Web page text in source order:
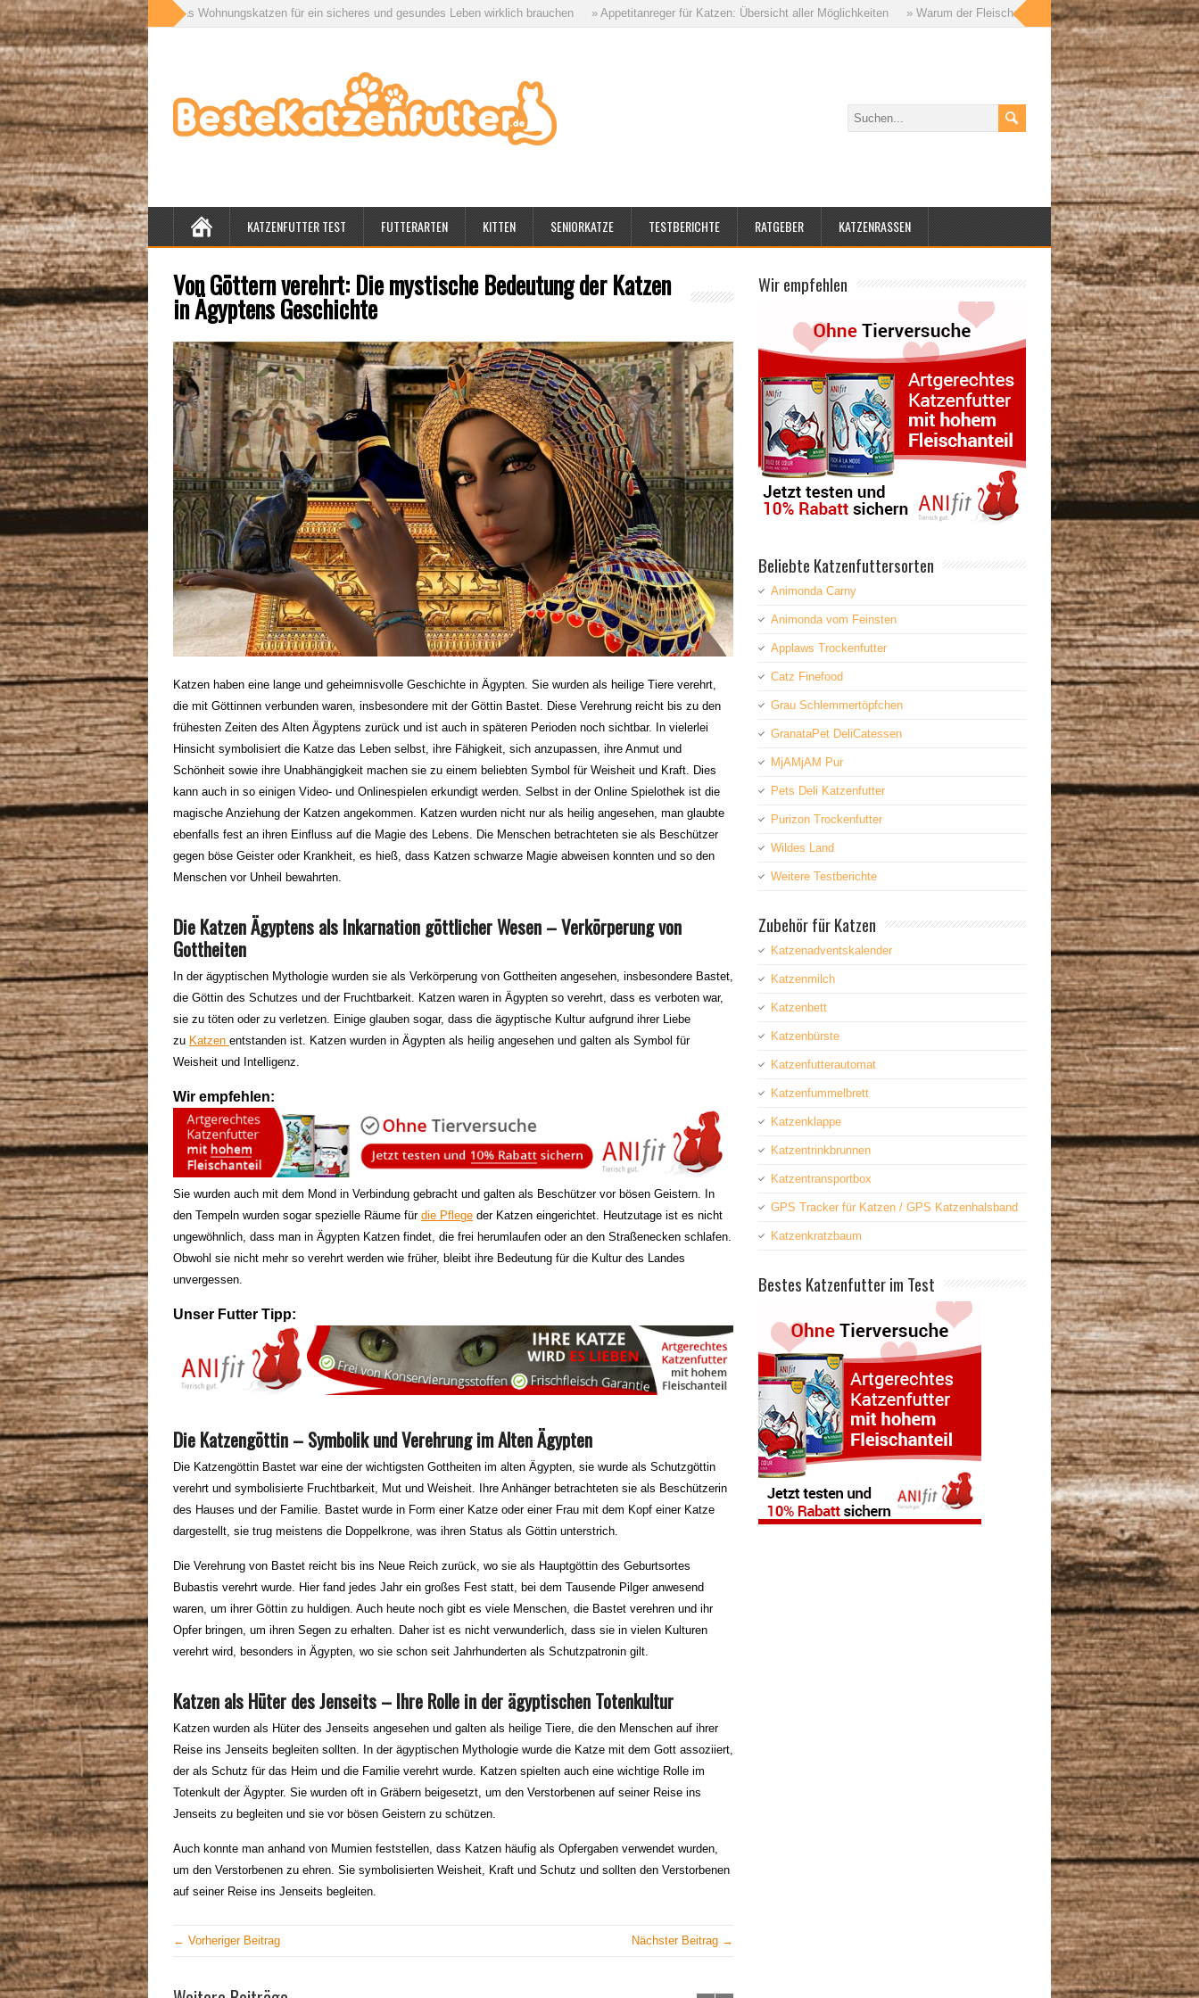
und draußen: Was Wohnungskatzen für ein sicheres und gesundes Leben wirklich brauchen » Appetitanreger für Katzen: Übersicht aller Möglichkeiten » Warum der Fleischanteil im Katzenfutter so wichtig ist – und
KATZENFUTTER TEST FUTTERARTEN KITTEN SENIORKATZE TESTBERICHTE RATGEBER KATZENRASSEN
Von Göttern verehrt: Die mystische Bedeutung der Katzen
in Ägyptens Geschichte
Katzen haben eine lange und geheimnisvolle Geschichte in Ägypten. Sie wurden als heilige Tiere verehrt,
die mit Göttinnen verbunden waren, insbesondere mit der Göttin Bastet. Diese Verehrung reicht bis zu den
frühesten Zeiten des Alten Ägyptens zurück und ist auch in späteren Perioden noch sichtbar. In vielerlei
Hinsicht symbolisiert die Katze das Leben selbst, ihre Fähigkeit, sich anzupassen, ihre Anmut und
Schönheit sowie ihre Unabhängigkeit machen sie zu einem beliebten Symbol für Weisheit und Kraft. Dies
kann auch in so einigen Video- und Onlinespielen erkundigt werden. Selbst in der Online Spielothek ist die
magische Anziehung der Katzen angekommen. Katzen wurden nicht nur als heilig angesehen, man glaubte
ebenfalls fest an ihren Einfluss auf die Magie des Lebens. Die Menschen betrachteten sie als Beschützer
gegen böse Geister oder Krankheit, es hieß, dass Katzen schwarze Magie abweisen konnten und so den
Menschen vor Unheil bewahrten.
Die Katzen Ägyptens als Inkarnation göttlicher Wesen – Verkörperung von
Gottheiten
In der ägyptischen Mythologie wurden sie als Verkörperung von Gottheiten angesehen, insbesondere Bastet,
die Göttin des Schutzes und der Fruchtbarkeit. Katzen waren in Ägypten so verehrt, dass es verboten war,
sie zu töten oder zu verletzen. Einige glauben sogar, dass die ägyptische Kultur aufgrund ihrer Liebe
zu Katzen entstanden ist. Katzen wurden in Ägypten als heilig angesehen und galten als Symbol für
Weisheit und Intelligenz.
Wir empfehlen:
Sie wurden auch mit dem Mond in Verbindung gebracht und galten als Beschützer vor bösen Geistern. In
den Tempeln wurden sogar spezielle Räume für die Pflege der Katzen eingerichtet. Heutzutage ist es nicht
ungewöhnlich, dass man in Ägypten Katzen findet, die frei herumlaufen oder an den Straßenecken schlafen.
Obwohl sie nicht mehr so verehrt werden wie früher, bleibt ihre Bedeutung für die Kultur des Landes
unvergessen.
Unser Futter Tipp:
Die Katzengöttin – Symbolik und Verehrung im Alten Ägypten
Die Katzengöttin Bastet war eine der wichtigsten Gottheiten im alten Ägypten, sie wurde als Schutzgöttin
verehrt und symbolisierte Fruchtbarkeit, Mut und Weisheit. Ihre Anhänger betrachteten sie als Beschützerin
des Hauses und der Familie. Bastet wurde in Form einer Katze oder einer Frau mit dem Kopf einer Katze
dargestellt, sie trug meistens die Doppelkrone, was ihren Status als Göttin unterstrich.
Die Verehrung von Bastet reicht bis ins Neue Reich zurück, wo sie als Hauptgöttin des Geburtsortes
Bubastis verehrt wurde. Hier fand jedes Jahr ein großes Fest statt, bei dem Tausende Pilger anwesend
waren, um ihrer Göttin zu huldigen. Auch heute noch gibt es viele Menschen, die Bastet verehren und ihr
Opfer bringen, um ihren Segen zu erhalten. Daher ist es nicht verwunderlich, dass sie in vielen Kulturen
verehrt wird, besonders in Ägypten, wo sie schon seit Jahrhunderten als Schutzpatronin gilt.
Katzen als Hüter des Jenseits – Ihre Rolle in der ägyptischen Totenkultur
Katzen wurden als Hüter des Jenseits angesehen und galten als heilige Tiere, die den Menschen auf ihrer
Reise ins Jenseits begleiten sollten. In der ägyptischen Mythologie wurde die Katze mit dem Gott assoziiert,
der als Schutz für das Heim und die Familie verehrt wurde. Katzen spielten auch eine wichtige Rolle im
Totenkult der Ägypter. Sie wurden oft in Gräbern beigesetzt, um den Verstorbenen auf seiner Reise ins
Jenseits zu begleiten und sie vor bösen Geistern zu schützen.
Auch konnte man anhand von Mumien feststellen, dass Katzen häufig als Opfergaben verwendet wurden,
um den Verstorbenen zu ehren. Sie symbolisierten Weisheit, Kraft und Schutz und sollten den Verstorbenen
auf seiner Reise ins Jenseits begleiten.
← Vorheriger Beitrag Nächster Beitrag →
Wir empfehlen
Beliebte Katzenfuttersorten
Animonda Carny
Animonda vom Feinsten
Applaws Trockenfutter
Catz Finefood
Grau Schlemmertöpfchen
GranataPet DeliCatessen
MjAMjAM Pur
Pets Deli Katzenfutter
Purizon Trockenfutter
Wildes Land
Weitere Testberichte
Zubehör für Katzen
Katzenadventskalender
Katzenmilch
Katzenbett
Katzenbürste
Katzenfutterautomat
Katzenfummelbrett
Katzenklappe
Katzentrinkbrunnen
Katzentransportbox
GPS Tracker für Katzen / GPS Katzenhalsband
Katzenkratzbaum
Bestes Katzenfutter im Test